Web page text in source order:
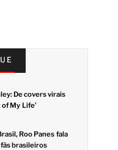
De covers virais
of My Life’
Roo Panes fala
brasileiros